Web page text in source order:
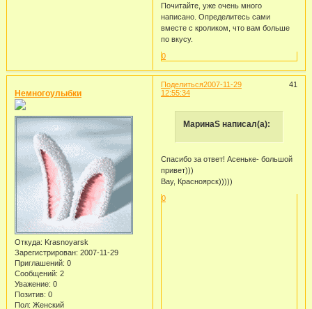
Почитайте, уже очень много
написано. Определитесь сами
вместе с кроликом, что вам больше
по вкусу.
0
Поделиться 41
2007-11-29
12:55:34
Немногоулыбки
Откуда: Krasnoyarsk
Зарегистрирован: 2007-11-29
Приглашений: 0
Сообщений: 2
Уважение: 0
Позитив: 0
Пол: Женский
МаринаS написал(а):
Спасибо за ответ! Асеньке- большой
привет)))
Вау, Красноярск)))))
0